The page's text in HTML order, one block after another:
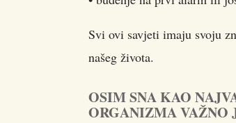
Svi ovi savjeti imaju svoju
našeg života.
OSIM SNA KAO
ORGANIZMA VAŽNO